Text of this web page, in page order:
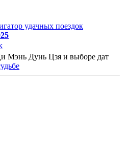
удачных поездок
Мэнь Дунь Цзя и выборе дат